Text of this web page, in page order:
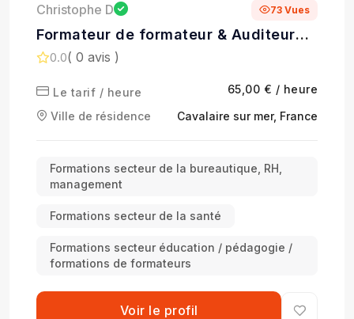
Christophe D 73 Vues
Formateur de formateur & Auditeur
QUALIOPI
0.0( 0 avis )
Le tarif / heure
65,00 € / heure
Ville de résidence
Cavalaire sur mer, France
Formations secteur de la bureautique, RH,
management
Formations secteur de la santé
Formations secteur éducation / pédagogie /
formations de formateurs
Voir le profil